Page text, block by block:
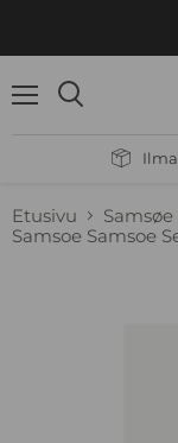
Etusivu
Samsoe Samsoe